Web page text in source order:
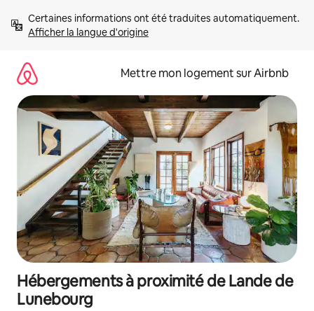
directement
Afficher la langue d'origine
Mettre mon logement sur Airbnb
Hébergements à proximité de Lande de
Lunebourg